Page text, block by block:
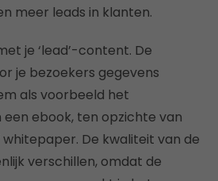
meer leads in klanten.
je ‘lead’-content. De
je bezoekers gegevens
als voorbeeld het
een ebook, ten opzichte van
De kwaliteit van de
verschillen, omdat de